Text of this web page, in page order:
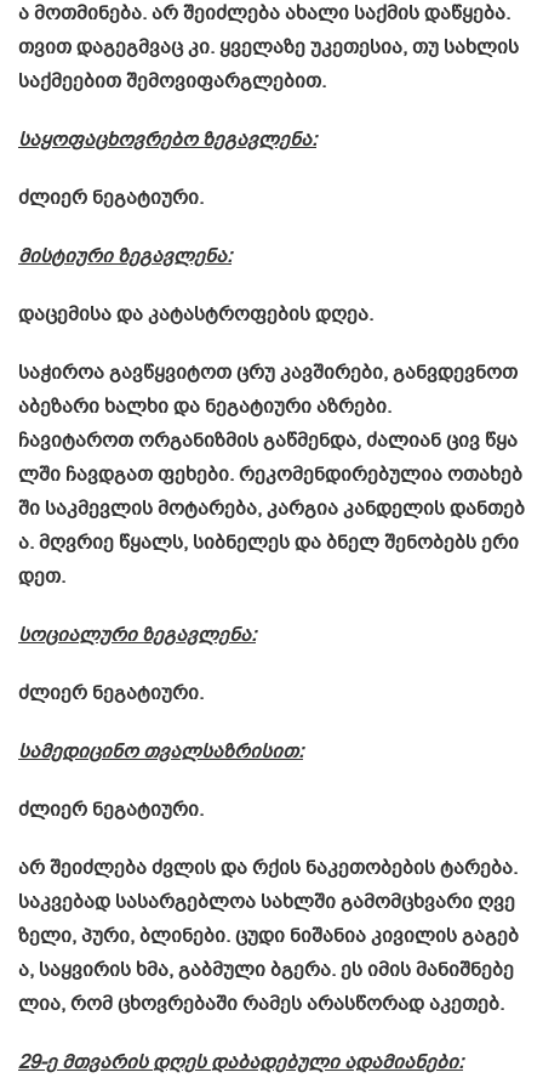
ა მოთმინება. არ შეიძლება ახალი საქმის დაწყება.
თვით დაგეგმვაც კი. ყველაზე უკეთესია, თუ სახლის
საქმეებით შემოვიფარგლებით.
საყოფაცხოვრებოზეგავლენა:
ძლიერ ნეგატიური.
მისტიურიზეგავლენა:
დაცემისადაკატასტროფებისდღეა.
საჭიროა გავწყვიტოთ ცრუ კავშირები, განვდევნოთ
აბეზარი ხალხი და ნეგატიური აზრები.
ჩავიტაროთ ორგანიზმის გაწმენდა, ძალიან ცივ წყა
ლში ჩავდგათ ფეხები. რეკომენდირებულია ოთახებ
ში საკმევლის მოტარება, კარგია კანდელის დანთებ
ა. მღვრიე წყალს, სიბნელეს და ბნელ შენობებს ერი
დეთ.
სოციალურიზეგავლენა:
ძლიერ ნეგატიური.
სამედიცინოთვალსაზრისით:
ძლიერ ნეგატიური.
არშეიძლებაძვლისდარქის ნაკეთობებისტარება.
საკვებად სასარგებლოა სახლშიგამომცხვარიღვე
ზელი,პური,ბლინები.ცუდი ნიშანიაკივილისგაგებ
ა, საყვირის ხმა,გაბმულიბგერა.ესიმისმანიშნებე
ლია,რომცხოვრებაშირამესარასწორადაკეთებ.
29-ე მთვარისდღესდაბადებულიადამიანები: